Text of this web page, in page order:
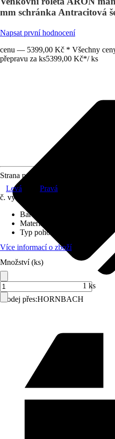
mm schránka Antracitová
Napsat první hodnocení
cenu — 5399,00 Kč * Všechny
přepravu za ks5399,00 Kč*/ ks
Prodej přes:HORNBACH
Strana pohonu
Levá
Pravá
č. výrobku
Barva schránky
Antracitová
Materiál závěsu
Typ pohonu
Více informací o zboží
Množství (ks)
1 ks